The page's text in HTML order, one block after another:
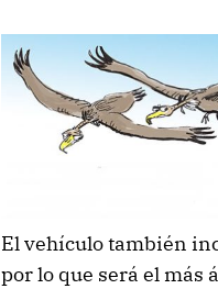
El vehículo también
por lo que será el más